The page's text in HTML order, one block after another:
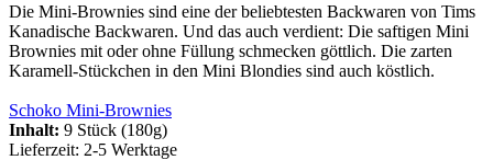
Die Mini-Brownies sind eine der beliebtesten Backwaren von Tims
Kanadische Backwaren. Und das auch verdient: Die saftigen Mini
Brownies mit oder ohne Füllung schmecken göttlich. Die zarten
Karamell-Stückchen in den Mini Blondies sind auch köstlich.
Schoko Mini-Brownies
Inhalt: 9 Stück (180g)
Lieferzeit: 2-5 Werktage